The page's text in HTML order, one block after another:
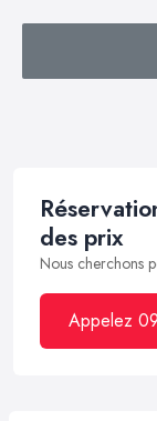
des prix
Nous cherchons
Appelez